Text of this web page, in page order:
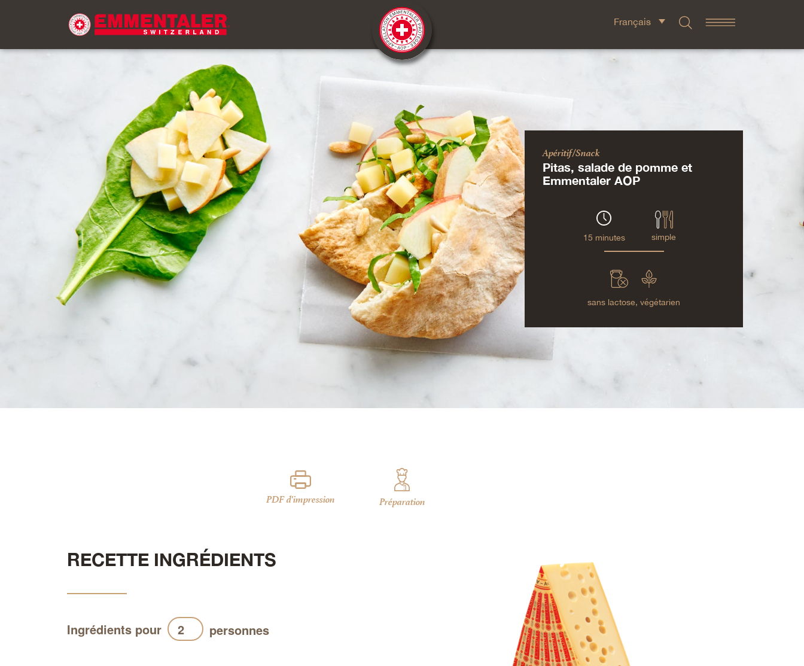
Français
Apéritif/Snack
Pitas, salade de pomme et
Emmentaler AOP
15 minutes simple
sans lactose,végétarien
PDF d'impression Préparation
RECETTE INGRÉDIENTS
Ingrédients pour personnes